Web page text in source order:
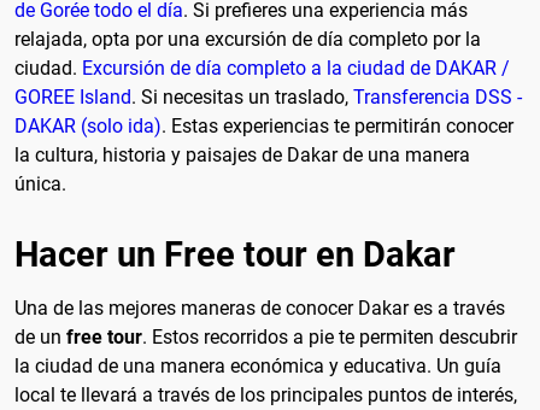
de Gorée todo el día. Si prefieres una experiencia más
relajada, opta por una excursión de día completo por la
ciudad. Excursión de día completo a la ciudad de DAKAR /
GOREE Island. Si necesitas un traslado, Transferencia DSS -
DAKAR (solo ida). Estas experiencias te permitirán conocer
la cultura, historia y paisajes de Dakar de una manera
única.
Hacer un Free tour en Dakar
Una de las mejores maneras de conocer Dakar es a través
de un free tour. Estos recorridos a pie te permiten descubrir
la ciudad de una manera económica y educativa. Un guía
local te llevará a través de los principales puntos de interés,